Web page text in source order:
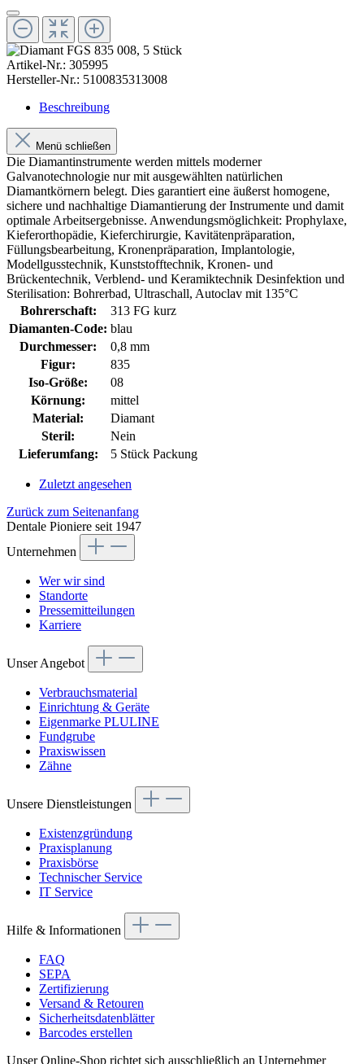
Artikel-Nr.: 305995
Hersteller-Nr.: 5100835313008
Beschreibung
Menü schließen
Die Diamantinstrumente werden mittels moderner
Galvanotechnologie nur mit ausgewählten natürlichen
Diamantkörnern belegt. Dies garantiert eine äußerst homogene,
sichere und nachhaltige Diamantierung der Instrumente und damit
optimale Arbeitsergebnisse. Anwendungsmöglichkeit: Prophylaxe,
Kieferorthopädie, Kieferchirurgie, Kavitätenpräparation,
Füllungsbearbeitung, Kronenpräparation, Implantologie,
Modellgusstechnik, Kunststofftechnik, Kronen- und
Brückentechnik, Verblend- und Keramiktechnik Desinfektion und
Sterilisation: Bohrerbad, Ultraschall, Autoclav mit 135°C
Bohrerschaft:
313 FG kurz
Diamanten-Code: blau
Durchmesser:
0,8 mm
Figur:
835
Iso-Größe:
08
Körnung:
mittel
Material:
Diamant
Steril:
Nein
Lieferumfang:
5 Stück Packung
Zuletzt angesehen
Zurück zum Seitenanfang
Dentale Pioniere seit 1947
Unternehmen
Wer wir sind
Standorte
Pressemitteilungen
Karriere
Unser Angebot
Verbrauchsmaterial
Einrichtung & Geräte
Eigenmarke PLULINE
Fundgrube
Praxiswissen
Zähne
Unsere Dienstleistungen
Existenzgründung
Praxisplanung
Praxisbörse
Technischer Service
IT Service
Hilfe & Informationen
FAQ
SEPA
Zertifizierung
Versand & Retouren
Sicherheitsdatenblätter
Barcodes erstellen
Unser Online-Shop richtet sich ausschließlich an Unternehmer